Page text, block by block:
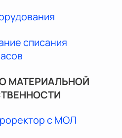
списания
МАТЕРИАЛЬНОЙ
с МОЛ